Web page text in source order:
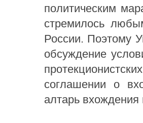
политическим
стремилось
России. Поэтому
обсуждение
соглашении о
алтарь